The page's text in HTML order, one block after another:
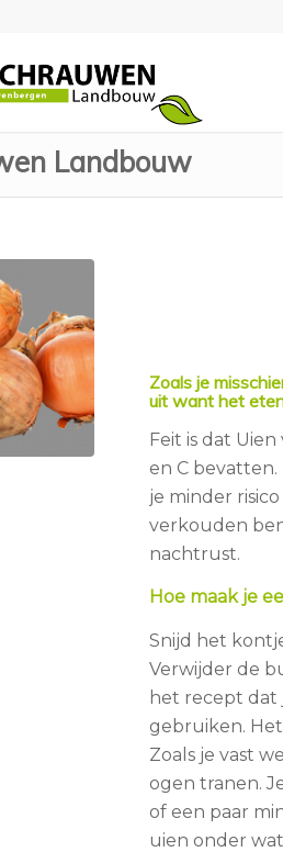
Landbouw
Zoals je
uit want het
Feit is dat
en C
je minder
verkouden
nachtrust.
Hoe maak je
Snijd het
Verwijder de
het recept dat
gebruiken.
Zoals je vast
ogen tranen.
of een paar
uien onder